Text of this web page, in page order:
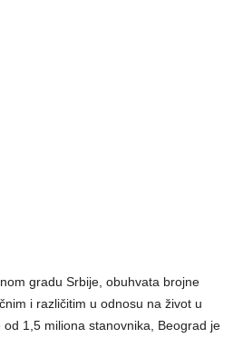
gradu Srbije, obuhvata brojne
i različitim u odnosu na život u
1,5 miliona stanovnika, Beograd je